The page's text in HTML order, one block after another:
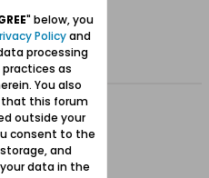
Katz
" below, you
Policyand
processing
as
You also
that this forum
outside your
consent to the
and
data in the